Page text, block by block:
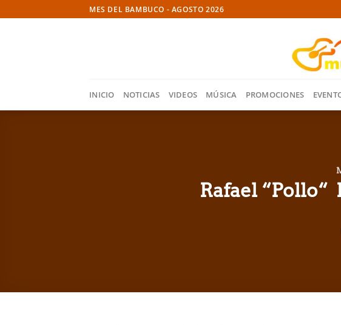
to
MES DEL BAMBUCO - AGOSTO 2026
INICIO NOTICIAS VIDEOS MÚSICA PROMOCIONES
Rafael “Pollo“